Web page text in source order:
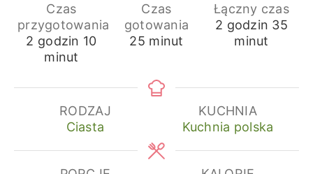
Czas
przygotowania
2 godziny
godzin 10minuty
minut
Czas
gotowania
25minuty
minut
Łączny czas
2 godziny
godzin 35
minut
RODZAJ
Ciasta
KUCHNIA
Kuchnia polska